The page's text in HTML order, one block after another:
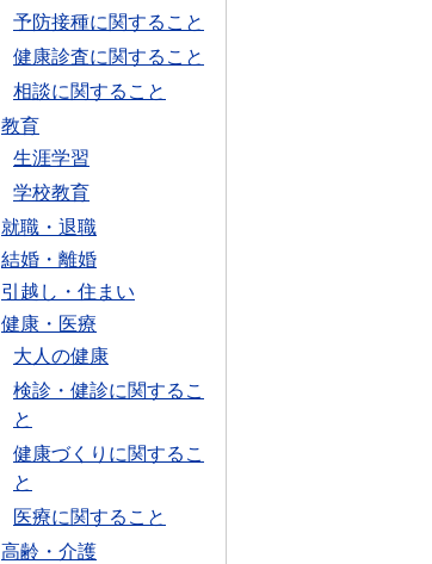
予防接種に関すること
健康診査に関すること
相談に関すること
教育
生涯学習
学校教育
就職・退職
結婚・離婚
引越し・住まい
健康・医療
大人の健康
検診・健診に関するこ
と
健康づくりに関するこ
と
医療に関すること
高齢・介護